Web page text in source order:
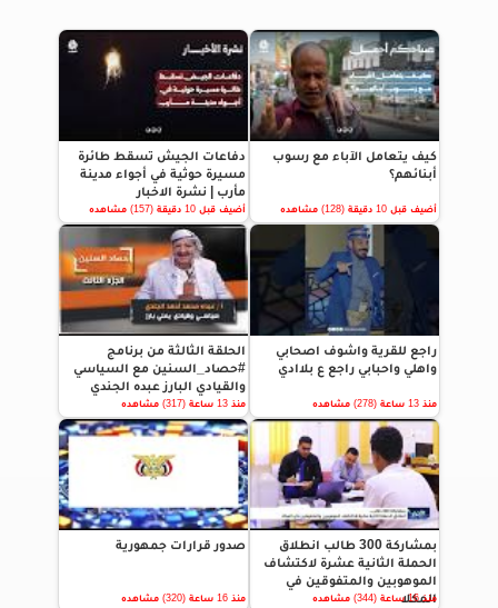
كيف يتعامل الآباء مع رسوب
أبنائهم؟
أضيف قبل 10 دقيقة (128) مشاهده
دفاعات الجيش تسقط طائرة
مسيرة حوثية في أجواء مدينة
مأرب | نشرة الاخبار
أضيف قبل 10 دقيقة (157) مشاهده
راجع للقرية واشوف اصحابي
واهلي واحبابي راجع ع بلاادي
منذ 13 ساعة (278) مشاهده
الحلقة الثالثة من برنامج
#حصاد_السنين مع السياسي
والقيادي البارز عبده الجندي
منذ 13 ساعة (317) مشاهده
بمشاركة 300 طالب انطلاق
الحملة الثانية عشرة لاكتشاف
الموهوبين والمتفوقين في
المكلا
منذ 16 ساعة (344) مشاهده
صدور قرارات جمهورية
منذ 16 ساعة (320) مشاهده